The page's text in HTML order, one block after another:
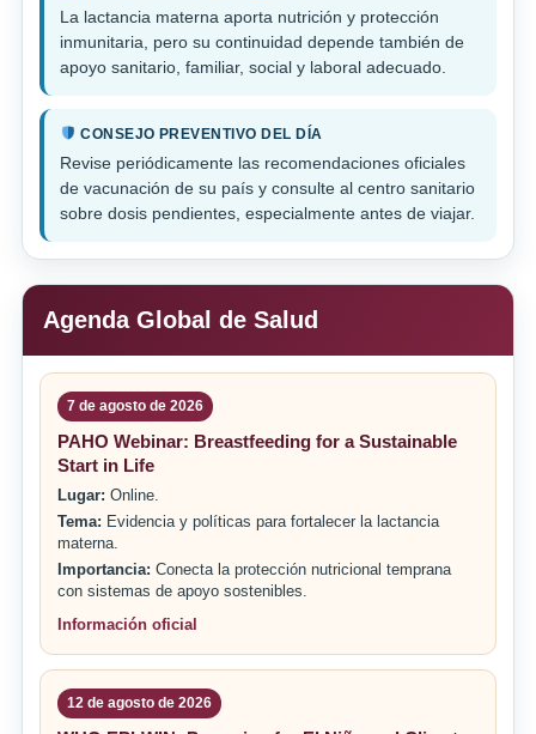
La lactancia materna aporta nutrición y protección
inmunitaria, pero su continuidad depende también de
apoyo sanitario, familiar, social y laboral adecuado.
CONSEJO PREVENTIVO DEL DÍA
Revise periódicamente las recomendaciones oficiales
de vacunación de su país y consulte al centro sanitario
sobre dosis pendientes, especialmente antes de viajar.
Agenda Global de Salud
7 de agosto de 2026
PAHO Webinar: Breastfeeding for a Sustainable
Start in Life
Lugar: Online.
Tema: Evidencia y políticas para fortalecer la lactancia
materna.
Importancia: Conecta la protección nutricional temprana
con sistemas de apoyo sostenibles.
Información oficial
12 de agosto de 2026